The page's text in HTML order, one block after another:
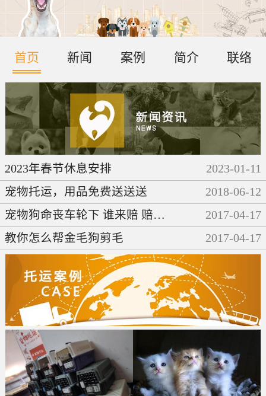
首页 新闻 案例 简介 联络
2023年春节休息安排 2023-01-11
宠物托运，用品免费送送送
2018-06-12
宠物狗命丧车轮下 谁来赔 赔多少
2017-04-17
教你怎么帮金毛狗剪毛
2017-04-17